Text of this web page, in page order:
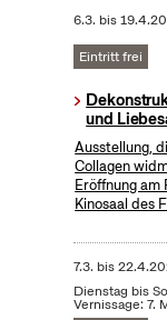
6.3. bis
Eintritt frei
und
Ausstellung,
Collagen
Eröffnung am
Kinosaal des
7.3. bis
Dienstag bis
Vernissage: 7.